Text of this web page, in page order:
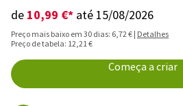
de 10,99 €* até 15/08/2026
Preço mais baixo em 30 dias: 6,72 € | Detalhes
Preço de tabela: 12,21 €
Começa a criar